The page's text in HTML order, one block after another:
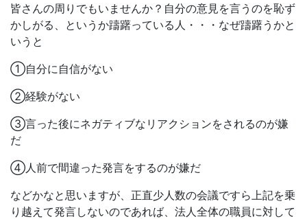
皆さんの周りでもいませんか？自分の意見を言うのを恥ず
かしがる、というか躊躇っている人・・・なぜ躊躇うかと
いうと
①自分に自信がない
②経験がない
③言った後にネガティブなリアクションをされるのが嫌
だ
④人前で間違った発言をするのが嫌だ
などかなと思いますが、正直少人数の会議ですら上記を乗
り越えて発言しないのであれば、法人全体の職員に対して